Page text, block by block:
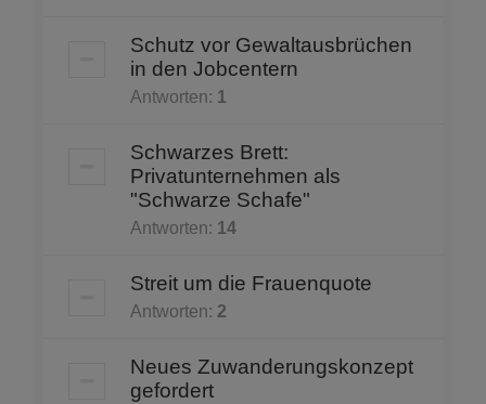
Schutz vor Gewaltausbrüchen
in den Jobcentern
Antworten: 1
Schwarzes Brett:
Privatunternehmen als
"Schwarze Schafe"
Antworten: 14
Streit um die Frauenquote
Antworten: 2
Neues Zuwanderungskonzept
gefordert